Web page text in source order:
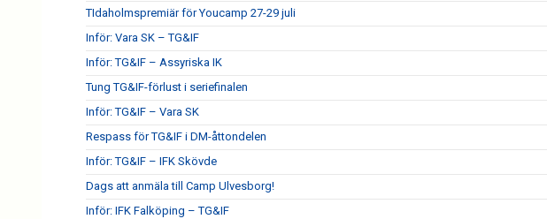
TIdaholmspremiär för Youcamp 27-29 juli
Inför: Vara SK – TG&IF
Inför: TG&IF – Assyriska IK
Tung TG&IF-förlust i seriefinalen
Inför: TG&IF – Vara SK
Respass för TG&IF i DM-åttondelen
Inför: TG&IF – IFK Skövde
Dags att anmäla till Camp Ulvesborg!
Inför: IFK Falköping – TG&IF